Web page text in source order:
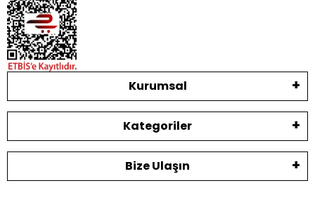
Kurumsal
Kategoriler
Bize Ulaşın